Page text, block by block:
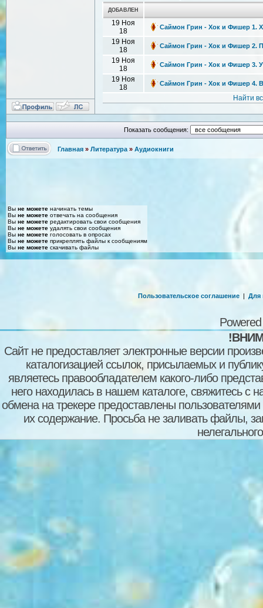
ДОБАВЛЕН
19 Ноя
18
Саймон Грин - Хок и Фишер 1.
19 Ноя
18
Саймон Грин - Хок и Фишер 2.
19 Ноя
18
Саймон Грин - Хок и Фишер 3.
19 Ноя
18
Саймон Грин - Хок и Фишер 4.
Найти
Показать сообщения:
Главная » Литература » Аудиокниги
Вы не можете начинать темы
Вы не можете отвечать на сообщения
Вы не можете редактировать свои сообщения
Вы не можете удалять свои сообщения
Вы не можете голосовать в опросах
Вы не можете прикреплять файлы к сообщениям
Вы не можете скачивать файлы
Пользовательское соглашение | Для
Сайт не предоставляет электронные версии
каталогизацией ссылок, присылаемых и
являетесь правообладателем какого-либо
него находилась в нашем каталоге, свяжитесь
обмена на трекере предоставлены пользователями
их содержание. Просьба не заливать файлы,